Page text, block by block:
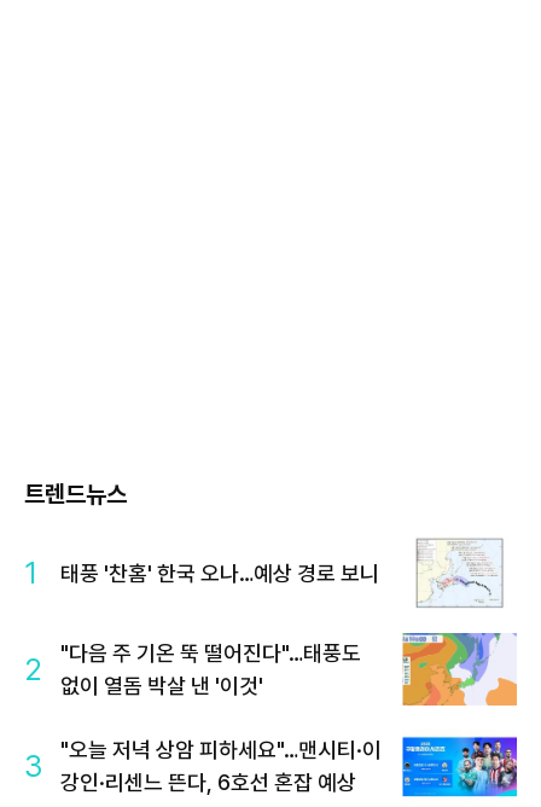
트렌드뉴스
1 태풍 '찬홈' 한국 오나…예상 경로 보니
2
"다음 주 기온 뚝 떨어진다"…태풍도
없이 열돔 박살 낸 '이것'
3
"오늘 저녁 상암 피하세요"…맨시티·이
강인·리센느 뜬다, 6호선 혼잡 예상